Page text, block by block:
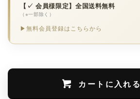
【✓ 会員様限定】全国送料無料
（※一部除く）
▶無料会員登録はこちらから
カートに入れる